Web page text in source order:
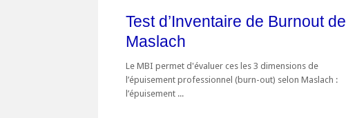
Test d’Inventaire de Burnout de
Maslach
Le MBI permet d'évaluer ces les 3 dimensions de
l’épuisement professionnel (burn-out) selon Maslach :
l’épuisement ...